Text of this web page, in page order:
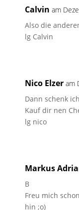
Calvin am
Also die
lg Calvin
Nico Elzer am
Dann schenk
Kauf dir nen
lg nico
Markus
B
Freu mich
hin ;o)